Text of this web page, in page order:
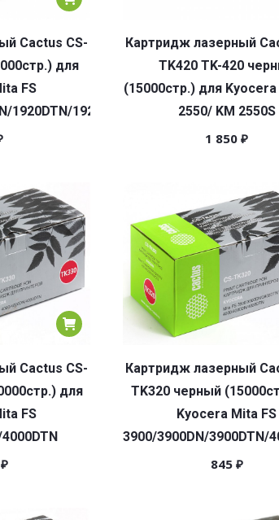
Cactus CS-
для
FS
1920DTN/1920N/1920T/1920TN
Картридж лазерный
TK420 TK-420
(15000стр.) для
2550/ KM 2550S
1 850 ₽
Cactus CS-
для
FS
₽
Картридж лазерный
TK320 черный
Kyocera Mita FS
3900/3900DN/3900DTN/
845 ₽